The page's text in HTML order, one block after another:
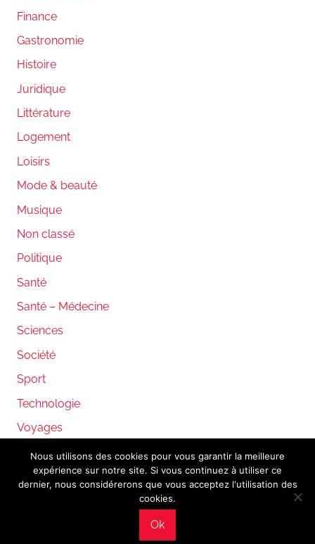
Finance
Gastronomie
Histoire
Juridique
Littérature
Logement
Loisirs
Mode & beauté
Musique
Non classé
Politique
Santé
Santé – Médecine
Sciences
Société
Sport
Technologie
Voyages
WordPress Theme: Donovan by ThemeZee.
Mentions légales
Nous utilisons des cookies pour vous garantir la meilleure
expérience sur notre site. Si vous continuez à utiliser ce
dernier, nous considérerons que vous acceptez l'utilisation des
cookies.
Ok